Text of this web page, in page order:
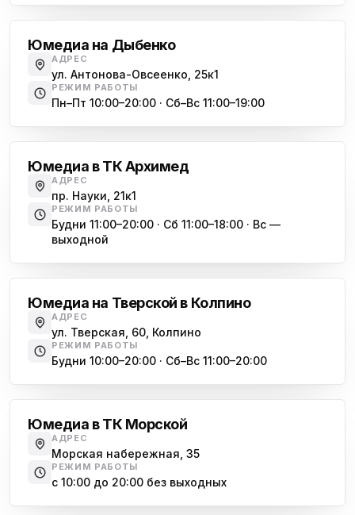
ю ул. Белы Куна, 24к1
ю
Юмедиа в Купчино
ул. Будапештская, 87-3
Юмедиа Сервис в Колпино
ю
Юмедиа во Всеволожске
пр. Христиновский 28, Всеволожск
Юмедиа на Дыбенко
АДРЕС
ул. Антонова-Овсеенко, 25к1
РЕЖИМ РАБОТЫ
Пн–Пт 10:00–20:00 · Сб–Вс 11:00–19:00
Юмедиа в ТК Архимед
АДРЕС
пр. Науки, 21к1
РЕЖИМ РАБОТЫ
Будни 11:00–20:00 · Сб 11:00–18:00 · Вс —
выходной
Юмедиа на Тверской в Колпино
АДРЕС
ул. Тверская, 60, Колпино
РЕЖИМ РАБОТЫ
Будни 10:00–20:00 · Сб–Вс 11:00–20:00
Юмедиа в ТК Морской
АДРЕС
Морская набережная, 35
РЕЖИМ РАБОТЫ
с 10:00 до 20:00 без выходных